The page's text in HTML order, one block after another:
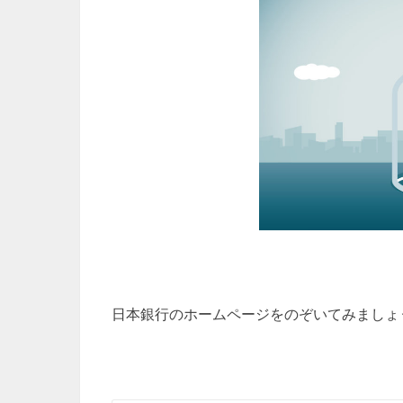
日本銀行のホームページをのぞいてみましょ